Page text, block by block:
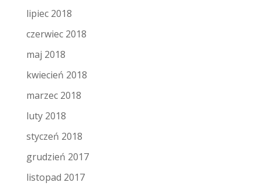
lipiec 2018
czerwiec 2018
maj 2018
kwiecień 2018
marzec 2018
luty 2018
styczeń 2018
grudzień 2017
listopad 2017